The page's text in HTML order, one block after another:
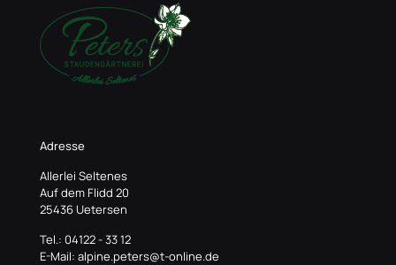
Adresse
Allerlei Seltenes
Auf dem Flidd 20
25436 Uetersen
Tel.: 04122 - 33 12
E-Mail: alpine.peters@t-online.de